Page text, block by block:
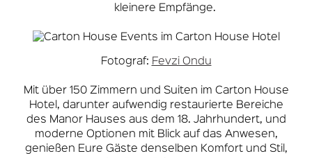
kleinere Empfänge.
Fotograf: Fevzi Ondu
Mit über 150 Zimmern und Suiten im Carton House
Hotel, darunter aufwendig restaurierte Bereiche
des Manor Hauses aus dem 18. Jahrhundert, und
moderne Optionen mit Blick auf das Anwesen,
genießen Eure Gäste denselben Komfort und Stil,